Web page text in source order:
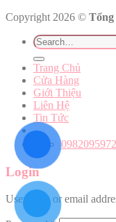
Copyright 2026 © Tổng
Search
for:
Trang Chủ
Cửa Hàng
Giới Thiệu
Liên Hệ
Tin Tức
0982095972
Login
Username or email